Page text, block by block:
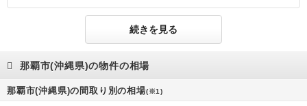
続きを見る
那覇市(沖縄県)の物件の相場
那覇市(沖縄県)の間取り別の相場(※1)